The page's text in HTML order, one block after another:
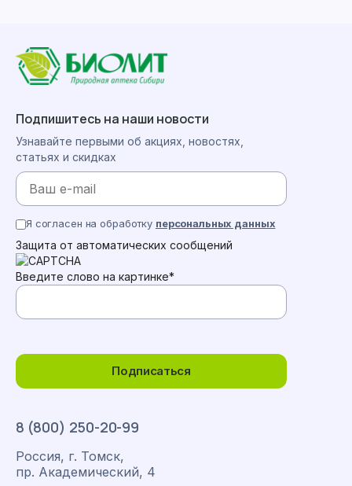
8 (800) 250-20-99
Россия, г. Томск,
пр. Академический, 4
Подпишитесь на наши новости
Узнавайте первыми об акциях, новостях,
статьях и скидках
Подписаться
Я согласен на обработку персональных данных
Защита от автоматических сообщений
Введите слово на картинке*